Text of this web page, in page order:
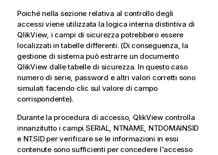
Poiché nella sezione relativa al controllo degli
accessi viene utilizzata la logica interna distintiva di
QlikView, i campi di sicurezza potrebbero essere
localizzati in tabelle differenti. (Di conseguenza, la
gestione di sistema può estrarre un documento
QlikView dalle tabelle di sicurezza. In questo caso
numero di serie, password e altri valori corretti sono
simulati facendo clic sul valore di campo
corrispondente).
Durante la procedura di accesso, QlikView controlla
innanzitutto i campi SERIAL, NTNAME, NTDOMAINSID
e NTSID per verificare se le informazioni in essi
contenute sono sufficienti per concedere l'accesso